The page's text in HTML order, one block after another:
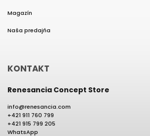
Magazín
Naša predajňa
KONTAKT
Renesancia Concept Store
info@renesancia.com
+421 911 760 799
+421 915 799 205
WhatsApp